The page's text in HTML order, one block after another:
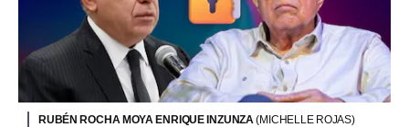
RUBÉN ROCHA MOYA ENRIQUE INZUNZA(MICHELLE ROJAS)